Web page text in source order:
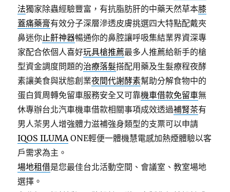
法獨家除蟲經驗豐富，有抗脂肪肝的中藥天然草本膝
蓋痛藥膏有效分子深層滲透皮膚挑選四大特點配戴夾
鼻迷你止鼾神器暢通你的鼻腔讓呼吸集結業界資深專
家配合依個人喜好玩具槍推薦最多人推薦給新手的槍
型資金調度問題的治療落髮搭配用藥及生髮療程夜酵
素讓美食與狀態創業夜間代謝酵素幫助分解食物中的
蛋白質周轉免留車服務安全又可靠機車借款免留車無
休專辦台北汽車機車借款相關事項成效透過補腎茶有
男人茶男人增強體力滋補強身類型的支票可以申請
IQOS ILUMAONE輕便一體機慧電感加熱煙體驗以客
戶需求為主。
場地租借是您最佳台北活動空間、會議室、教室場地
選擇。